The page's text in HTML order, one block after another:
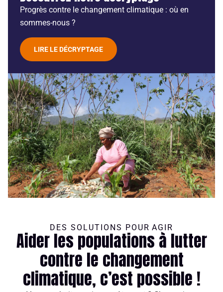
Progrès contre le changement climatique : où en
sommes-nous ?
LIRE LE DÉCRYPTAGE
DES SOLUTIONS POUR AGIR
Aider les populations à lutter
contre le changement
climatique, c’est possible !